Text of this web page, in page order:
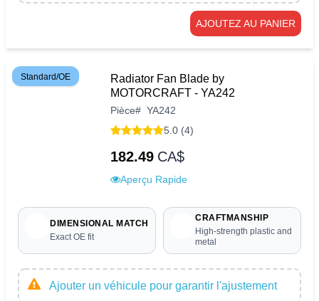
AJOUTEZ AU PANIER
Standard/OE
Radiator Fan Blade by
MOTORCRAFT - YA242
Pièce# YA242
5.0 (4)
182.49 CA$
Aperçu Rapide
DIMENSIONAL MATCH
Exact OE fit
CRAFTMANSHIP
High-strength plastic and
metal
Ajouter un véhicule pour garantir l'ajustement